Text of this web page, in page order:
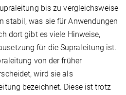
bis zu vergleichsweise
stabil, was sie für Anwendungen
dort gibt es viele Hinweise,
für die Supraleitung ist.
von der früher
wird sie als
bezeichnet. Diese ist trotz